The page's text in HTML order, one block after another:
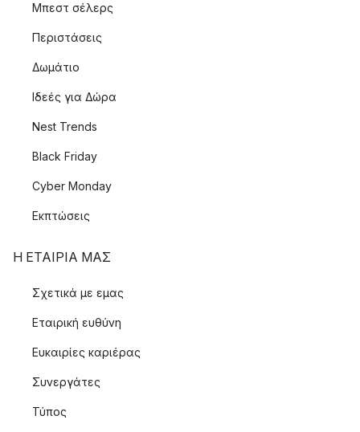
Μπεστ σέλερς
Περιστάσεις
Δωμάτιο
Ιδεές για Δώρα
Nest Trends
Black Friday
Cyber Monday
Εκπτώσεις
Η ΕΤΑΊΡΙΑ ΜΑΣ
Σχετικά με εμας
Εταιρική ευθύνη
Ευκαιρίες καριέρας
Συνεργάτες
Τύπος